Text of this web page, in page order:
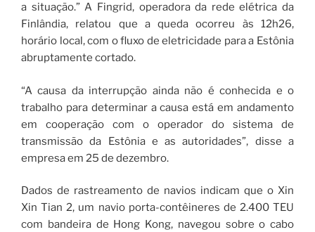
a situação.” A Fingrid, operadora da rede elétrica da
Finlândia, relatou que a queda ocorreu às 12h26,
horário local, com o fluxo de eletricidade para a Estônia
abruptamente cortado.
“A causa da interrupção ainda não é conhecida e o
trabalho para determinar a causa está em andamento
em cooperação com o operador do sistema de
transmissão da Estônia e as autoridades”, disse a
empresa em 25 de dezembro.
Dados de rastreamento de navios indicam que o Xin
Xin Tian 2, um navio porta-contêineres de 2.400 TEU
com bandeira de Hong Kong, navegou sobre o cabo